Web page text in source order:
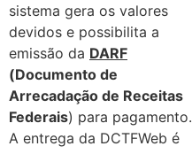
sistema gera os valores
devidos e possibilita a
emissão da DARF
(Documento de
Arrecadação de Receitas
Federais) para pagamento.
A entrega da DCTFWeb é